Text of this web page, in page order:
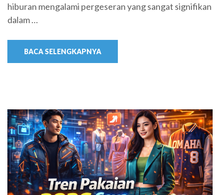
hiburan mengalami pergeseran yang sangat signifikan
dalam …
BACA SELENGKAPNYA